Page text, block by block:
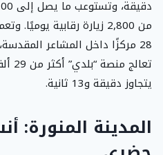
28 مركزًا داخل المشاعر
يتجاوز دقيقة و13 ثانية.
المدينة المنورة: